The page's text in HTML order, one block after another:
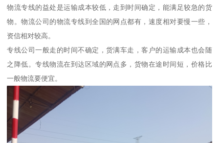
物流专线的益处是运输成本较低，走到时间确定，能满足较急的货
物。物流公司的物流专线到全国的网点都有，速度相对要慢一些，
资信相对较高。
专线公司一般走的时间不确定，货满车走，客户的运输成本也会随
之降低。专线物流在到达区域的网点多，货物在途时间短，价格比
一般物流要便宜。